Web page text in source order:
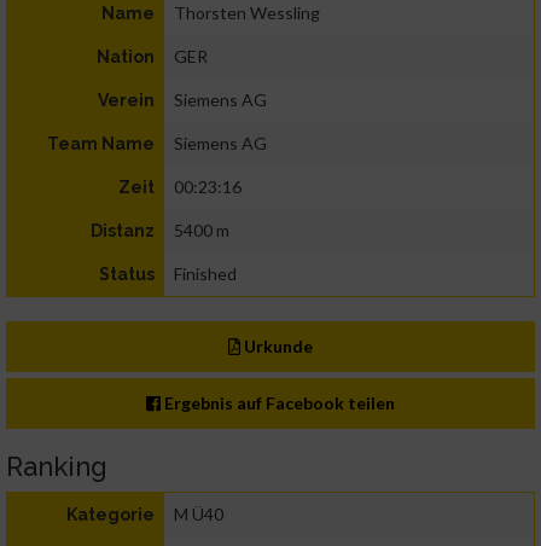
Name Thorsten Wessling
Nation GER
Verein Siemens AG
Team Name Siemens AG
Zeit 00:23:16
Distanz 5400 m
Status Finished
Urkunde
Ergebnis auf Facebook teilen
Ranking
Kategorie M Ü40